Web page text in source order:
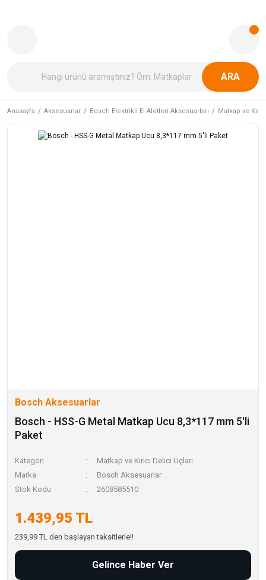
ARA
Anasayfa Aksesuarlar Bosch Elektrikli El Aletleri Aksesuarları Matkap ve
Bosch Aksesuarlar
Bosch - HSS-G Metal Matkap Ucu 8,3*117 mm 5'li
Paket
Kategori
Matkap ve Kırıcı Delici Uçları
Marka
Bosch Aksesuarlar
Stok Kodu
2608585510
1.439,95 TL
239,99 TL den başlayan taksitlerle!!
Gelince Haber Ver